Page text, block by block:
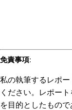
免責事項:
私の執筆するレポ
ください。レポー
を目的としたもの